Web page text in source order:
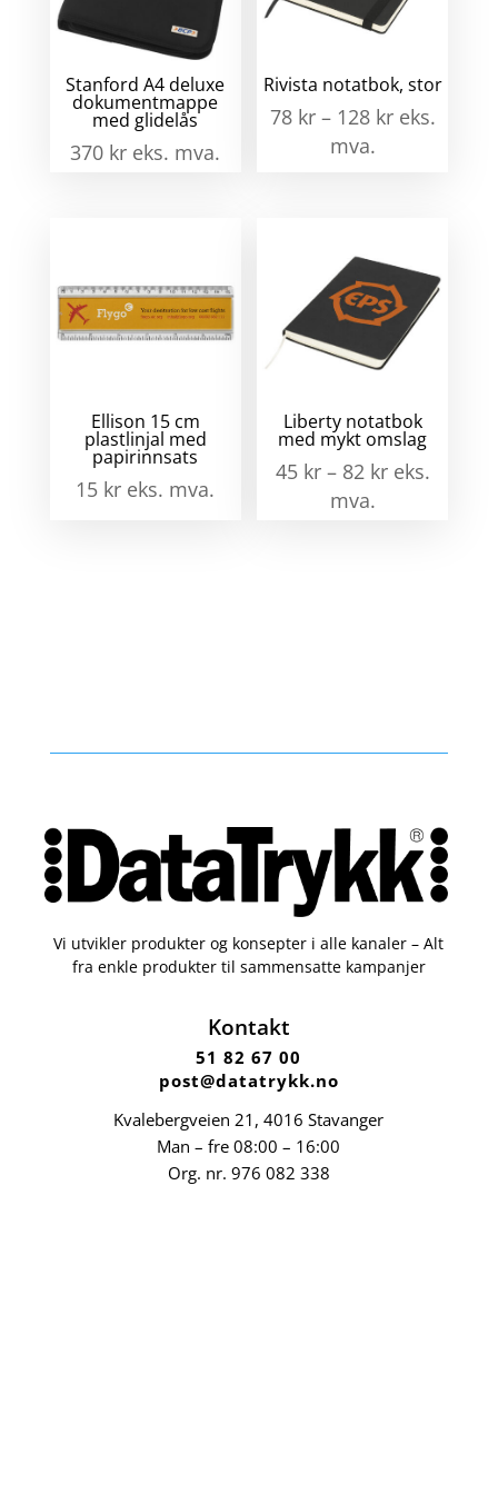
Stanford A4 deluxe
dokumentmappe
med glidelås
370 kr eks. mva.
Rivista notatbok, stor
78 kr– 128 kr eks.
mva.
Ellison 15 cm
plastlinjal med
papirinnsats
15 kr eks. mva.
Liberty notatbok
med mykt omslag
45 kr– 82 kr eks.
mva.
Vi utvikler produkter og konsepter i alle kanaler – Alt
fra enkle produkter til sammensatte kampanjer
Kontakt
51 82 67 00
post@datatrykk.no
Kvalebergveien 21 , 4016 Stavanger
Man – fre 08:00 – 16:00
Org. nr. 976 082 338